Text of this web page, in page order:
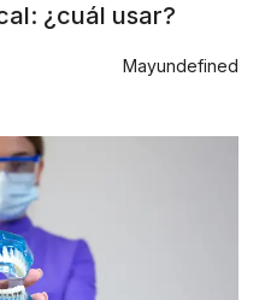
¿cuál usar?
Mayundefined